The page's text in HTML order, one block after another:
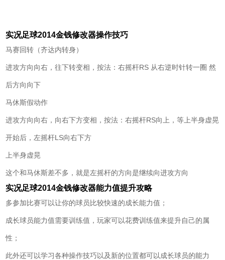
实况足球2014金钱修改器操作技巧
马赛回转（齐达内转身）
进攻方向向右，往下转变相，按法：右摇杆RS 从右逆时针转一圈 然
后方向向下
马休斯假动作
进攻方向向右，向右下方变相，按法：右摇杆RS向上，等上半身虚晃
开始后，左摇杆LS向右下方
上半身虚晃
这个和马休斯差不多，就是左摇杆的方向是继续向进攻方向
实况足球2014金钱修改器能力值提升攻略
多参加比赛可以让你的球员比较快速的成长能力值；
成长球员能力值需要训练值，玩家可以花费训练值来提升自己的属
性；
此外还可以学习各种操作技巧以及新的位置都可以成长球员的能力